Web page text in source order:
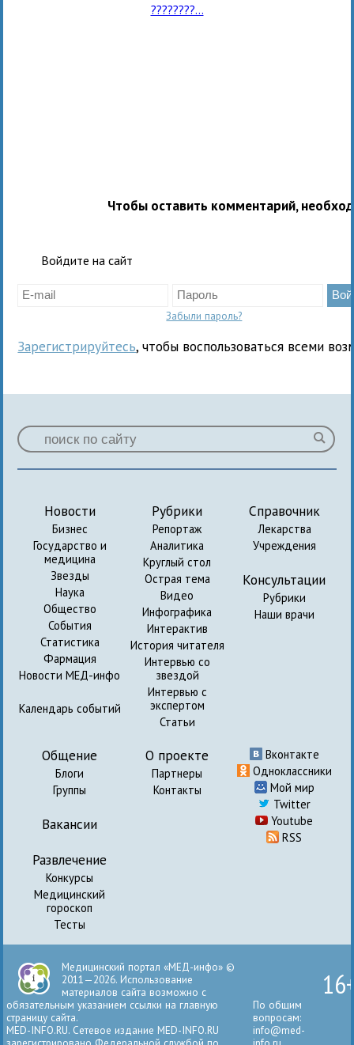
????????...
Чтобы оставить комментарий,
Войдите на сайт
Забыли пароль?
Зарегистрируйтесь, чтобы воспользоваться всеми
Новости
Бизнес
Государство и
медицина
Звезды
Наука
Общество
События
Статистика
Фармация
Новости МЕД-инфо
Календарь событий
Рубрики
Репортаж
Аналитика
Круглый стол
Острая тема
Видео
Инфографика
Интерактив
История читателя
Интервью со
звездой
Интервью с
экспертом
Статьи
Справочник
Лекарства
Учреждения
Консультации
Рубрики
Наши врачи
Общение
Блоги
Группы
Вакансии
Развлечение
Конкурсы
Медицинский
гороскоп
Тесты
О проекте
Партнеры
Контакты
Вконтакте
Одноклассники
Мой мир
Twitter
Youtube
RSS
Медицинский портал «МЕД-инфо» ©
2011—2026. Использование
материалов сайта возможно с
обязательным указанием ссылки на главную
страницу сайта.
MED-INFO.RU. Сетевое издание MED-INFO.RU
По общим
вопросам:
info@med-